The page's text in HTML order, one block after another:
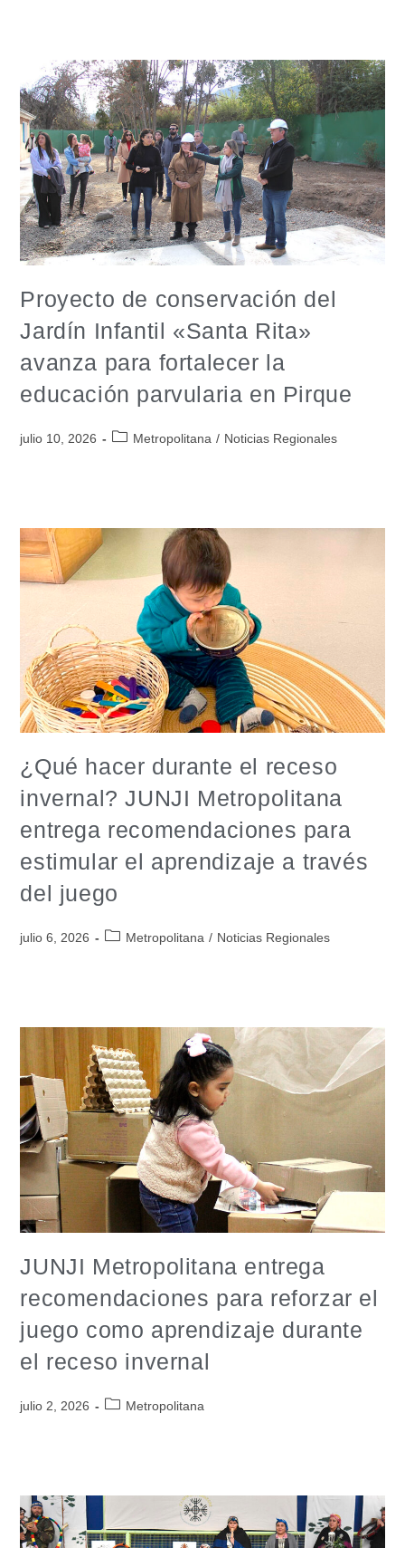
Proyecto de conservación del
Jardín Infantil «Santa Rita»
avanza para fortalecer la
educación parvularia en Pirque
julio 10, 2026 Metropolitana / Noticias Regionales
¿Qué hacer durante el receso
invernal? JUNJI Metropolitana
entrega recomendaciones para
estimular el aprendizaje a través
del juego
julio 6, 2026 Metropolitana / Noticias Regionales
JUNJI Metropolitana entrega
recomendaciones para reforzar el
juego como aprendizaje durante
el receso invernal
julio 2, 2026 Metropolitana